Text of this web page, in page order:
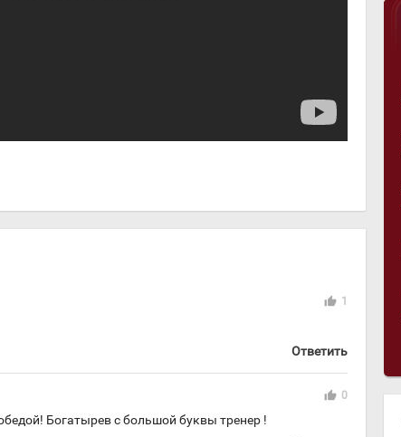
thumb_up 1
Ответить
thumb_up 0
Богатырев с большой буквы тренер !